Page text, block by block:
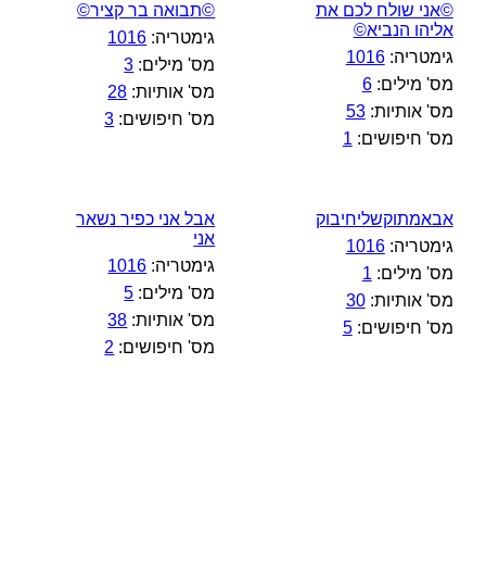
©אני שולח לכם את
אליהו הנביא©
גימטריה:1016
מס' מילים:6
מס' אותיות:53
מס' חיפושים: 1
©תבואה בר קציר©
גימטריה: 1016
מס' מילים: 3
מס' אותיות: 28
מס' חיפושים: 3
אבאמתוקשליחיבוק
גימטריה:1016
מס' מילים: 1
מס' אותיות:30
מס' חיפושים:5
אבל אני כפיר נשאר
אני
גימטריה: 1016
מס' מילים: 5
מס' אותיות: 38
מס' חיפושים: 2